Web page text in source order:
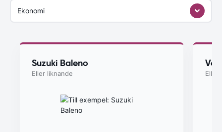
Ekonomi
Suzuki Baleno
Eller liknande Eller